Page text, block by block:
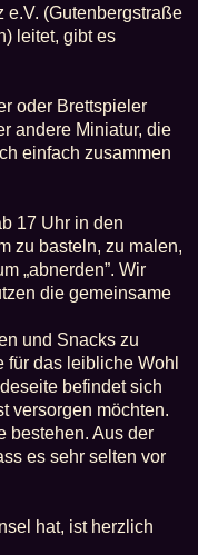
e.V. (Gutenbergstraße
leitet, gibt es
oder Brettspieler
andere Miniatur, die
einfach zusammen
17 Uhr in den
zu basteln, zu malen,
„abnerden”. Wir
die gemeinsame
und Snacks zu
das leibliche Wohl
befindet sich
versorgen möchten.
bestehen. Aus der
es sehr selten vor
hat, ist herzlich